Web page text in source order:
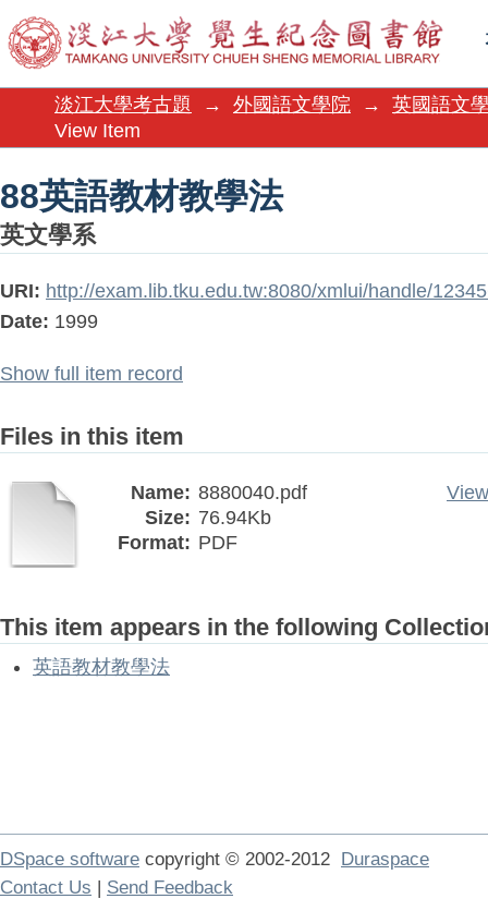
88英語教材教學法
淡江大學考古題 → 外國語文學院 →
英國語文
View Item
88英語教材教學法
英文學系
URI: http://exam.lib.tku.edu.tw:8080/xmlui/handle/
Date: 1999
Show full item record
Files in this item
Name: 8880040.pdf
Size: 76.94Kb
Format: PDF
This item appears in the following
英語教材教學法
DSpace software copyright © 2002-2012 Duraspace
Contact Us | Send Feedback